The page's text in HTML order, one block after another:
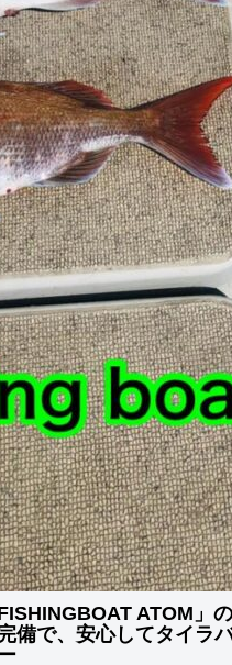
ATOM」
備で、安心してタイラ